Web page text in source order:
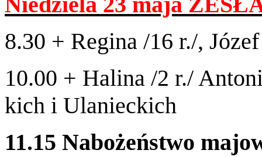
8.30 + Regina /​16 r./,
10.00 + Halina /​2 r./
kich i Ulanieckich
11.15 Nabożeństwo